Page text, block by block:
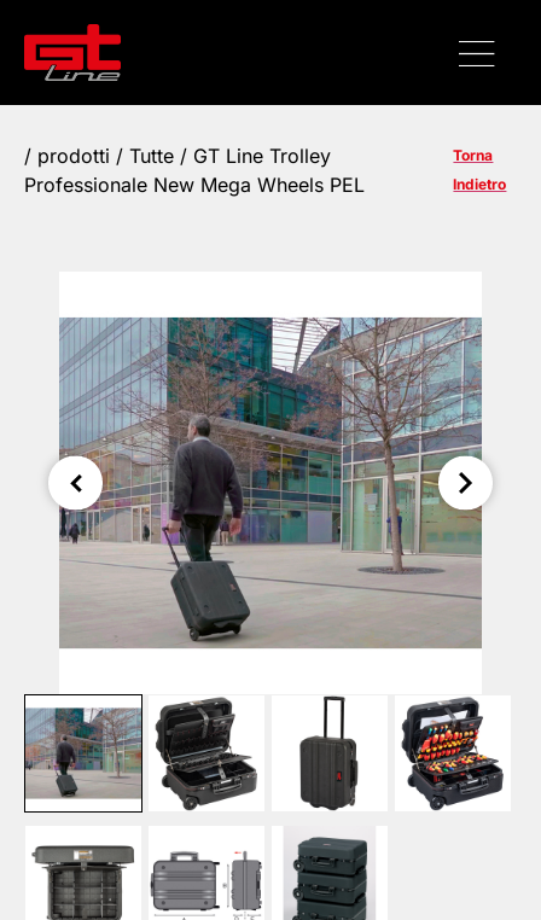
/ prodotti / Tutte / GT Line Trolley
Professionale New Mega Wheels PEL
Torna
Indietro